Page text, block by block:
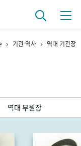
연구자들
기관 역사 역대 기관장
역대 부원장